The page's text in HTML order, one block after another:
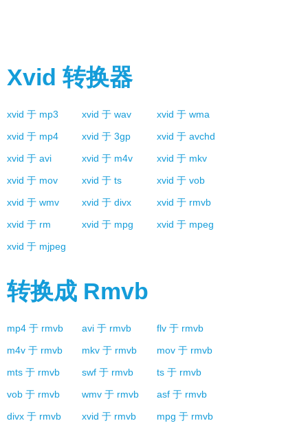
Xvid 转换器
xvid 于 mp3 xvid 于 wav xvid 于 wma
xvid 于 mp4 xvid 于 3gp xvid 于 avchd
xvid 于 avi xvid 于 m4v xvid 于 mkv
xvid 于 mov xvid 于 ts xvid 于 vob
xvid 于 wmv xvid 于 divx xvid 于 rmvb
xvid 于 rm xvid 于 mpg xvid 于 mpeg
xvid 于 mjpeg
转换成 Rmvb
mp4 于 rmvb avi 于 rmvb flv 于 rmvb
m4v 于 rmvb mkv 于 rmvb mov 于 rmvb
mts 于 rmvb swf 于 rmvb ts 于 rmvb
vob 于 rmvb wmv 于 rmvb asf 于 rmvb
divx 于 rmvb xvid 于 rmvb mpg 于 rmvb